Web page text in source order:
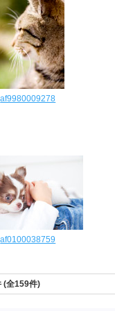
af9980009278
af0100038759
(全159件)